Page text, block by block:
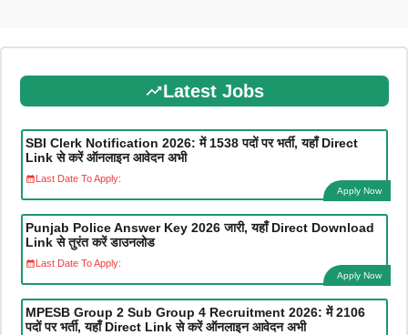
Latest Jobs
SBI Clerk Notification 2026: में 1538 पदों पर भर्ती, यहाँ Direct
Link से करें ऑनलाइन आवेदन अभी
Last Date To Apply:
Apply Now
Punjab Police Answer Key 2026 जारी, यहाँ Direct Download
Link से तुरंत करें डाउनलोड
Last Date To Apply:
Apply Now
MPESB Group 2 Sub Group 4 Recruitment 2026: में 2106
पदों पर भर्ती, यहाँ Direct Link से करें ऑनलाइन आवेदन अभी